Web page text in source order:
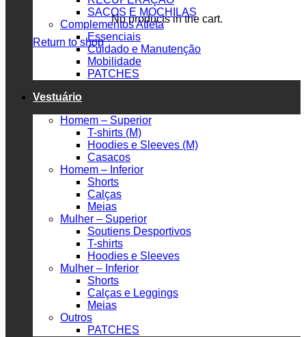
No products in the cart.
Return to shop
SACOS E MOCHILAS
Complementos Atleta
Essenciais
Cuidado e Manutenção
Mobilidade
PATCHES
Vestuário
Homem – Superior
T-shirts (M)
Hoodies e Sleeves (M)
Casacos
Homem – Inferior
Shorts
Calças
Meias
Mulher – Superior
Soutiens Desportivos
T-shirts
Hoodies e Sleeves
Mulher – Inferior
Shorts
Calças e Leggings
Meias
Outros
PATCHES